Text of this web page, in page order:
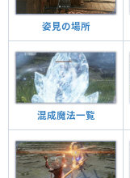
姿見の場所
混成魔法一覧